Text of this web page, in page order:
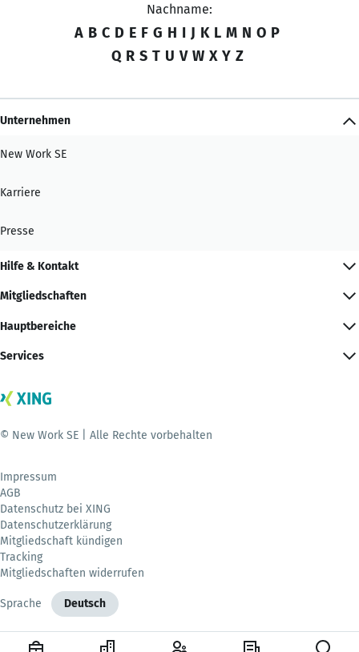
Nachname:
A B C D E F G H I J K L M N O P
Q R S T U V W X Y Z
Unternehmen
New Work SE
Karriere
Presse
Hilfe & Kontakt
Mitgliedschaften
Hauptbereiche
Services
© New Work SE | Alle Rechte vorbehalten
Impressum
AGB
Datenschutz bei XING
Datenschutzerklärung
Mitgliedschaft kündigen
Tracking
Mitgliedschaften widerrufen
Sprache Deutsch